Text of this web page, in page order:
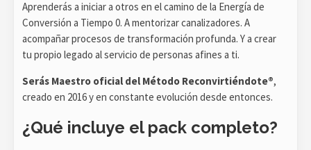
Aprenderás a iniciar a otros en el camino de la Energía de
Conversión a Tiempo 0. A mentorizar canalizadores. A
acompañar procesos de transformación profunda. Y a crear
tu propio legado al servicio de personas afines a ti.
Serás Maestro oficial del Método Reconvirtiéndote®,
creado en 2016 y en constante evolución desde entonces.
¿Qué incluye el pack completo?